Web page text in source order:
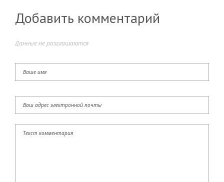
Добавить комментарий
Данные не разглашаются